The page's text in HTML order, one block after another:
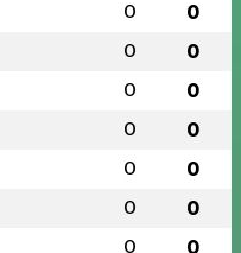
0 0
0 0
0 0
0 0
0 0
0 0
0 0